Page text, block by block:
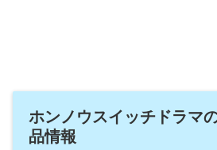
ホンノウスイッチドラマ
品情報